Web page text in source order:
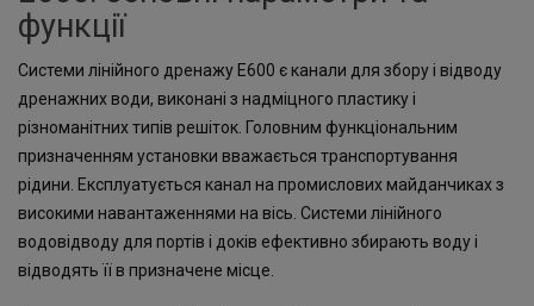
функції
Системи лінійного дренажу E600 є канали для збору і відводу
дренажних води, виконані з надміцного пластику і
різноманітних типів решіток. Головним функціональним
призначенням установки вважається транспортування
рідини. Експлуатується канал на промислових майданчиках з
високими навантаженнями на вісь. Системи лінійного
водовідводу для портів і доків ефективно збирають воду і
відводять її в призначене місце.